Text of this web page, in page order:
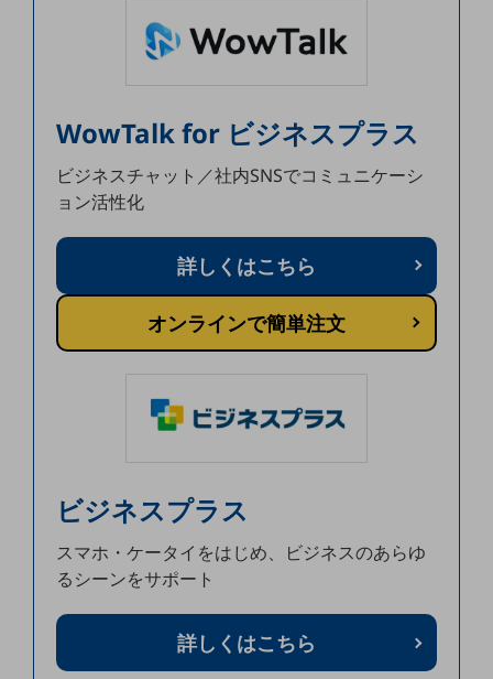
NTTドコモビジネスグループのサステナビリティ
サステナビリティ基本方針
サステナビリティレポート
ダイバーシティ
経営情報TOP
決算公告
電子公告
基礎的電気通信役務損益明細表
経験者採用
障がい者採用
人材育成制度
広告・協賛
WowTalk for ビジネスプラス
ビジネスチャット／社内SNSでコミュニケーシ
ョン活性化
詳しくはこちら
オンラインで簡単注文
ビジネスプラス
スマホ・ケータイをはじめ、ビジネスのあらゆ
るシーンをサポート
詳しくはこちら